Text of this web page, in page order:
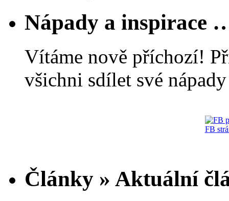
Nápady a inspirace
Vítáme nově příchozí!
všichni sdílet své
FB
Články » Aktuální